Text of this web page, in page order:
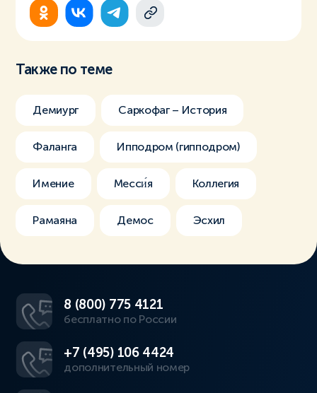
Также по теме
Демиург Саркофаг – История
Фаланга Ипподром (гипподром)
Имение Месси́я Коллегия
Рамаяна Демос Эсхил
8 (800) 775 4121
бесплатно по России
+7 (495) 106 4424
дополнительный номер